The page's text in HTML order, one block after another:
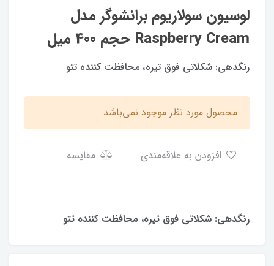
لوسیون سولاریوم برانشوگر مدل
Raspberry Cream حجم 400 میل
رنگدهی: شکلاتی فوق تیره، محافظت کننده تتو
محصول مورد نظر موجود نمی‌باشد.
مقایسه
رنگدهی: شکلاتی فوق تیره، محافظت کننده تتو